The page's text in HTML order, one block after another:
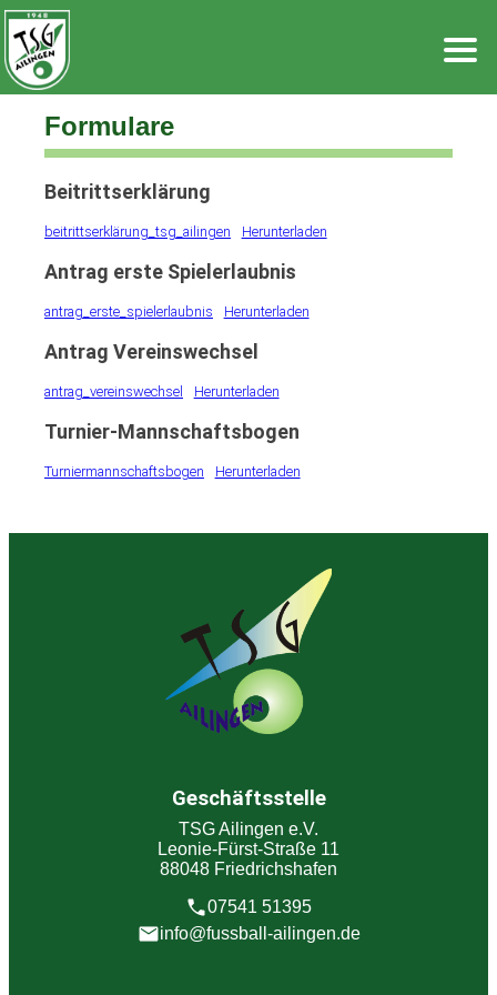
Zum
Inhalt
springen
Formulare
Beitrittserklärung
beitrittserklärung_tsg_ailingen Herunterladen
Antrag erste Spielerlaubnis
antrag_erste_spielerlaubnis Herunterladen
Antrag Vereinswechsel
antrag_vereinswechsel Herunterladen
Turnier-Mannschaftsbogen
Turniermannschaftsbogen Herunterladen
Geschäftsstelle
TSG Ailingen e.V.
Leonie-Fürst-Straße 11
88048 Friedrichshafen
07541 51395
info@fussball-ailingen.de